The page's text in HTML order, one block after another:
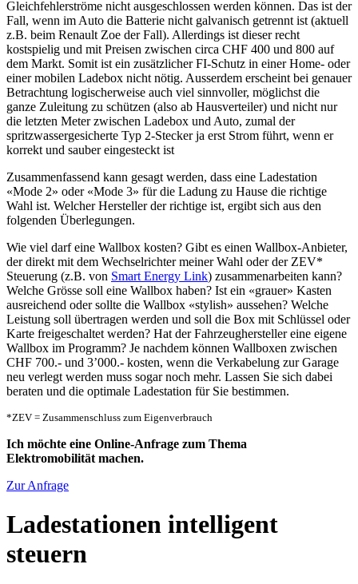
Gleichfehlerströme nicht ausgeschlossen werden können. Das ist der
Fall, wenn im Auto die Batterie nicht galvanisch getrennt ist (aktuell
z.B. beim Renault Zoe der Fall). Allerdings ist dieser recht
kostspielig und mit Preisen zwischen circa CHF 400 und 800 auf
dem Markt. Somit ist ein zusätzlicher FI-Schutz in einer Home- oder
einer mobilen Ladebox nicht nötig. Ausserdem erscheint bei genauer
Betrachtung logischerweise auch viel sinnvoller, möglichst die
ganze Zuleitung zu schützen (also ab Hausverteiler) und nicht nur
die letzten Meter zwischen Ladebox und Auto, zumal der
spritzwassergesicherte Typ 2-Stecker ja erst Strom führt, wenn er
korrekt und sauber eingesteckt ist
Zusammenfassend kann gesagt werden, dass eine Ladestation
«Mode 2» oder «Mode 3» für die Ladung zu Hause die richtige
Wahl ist. Welcher Hersteller der richtige ist, ergibt sich aus den
folgenden Überlegungen.
Wie viel darf eine Wallbox kosten? Gibt es einen Wallbox-Anbieter,
der direkt mit dem Wechselrichter meiner Wahl oder der ZEV*
Steuerung (z.B. von Smart Energy Link) zusammenarbeiten kann?
Welche Grösse soll eine Wallbox haben? Ist ein «grauer» Kasten
ausreichend oder sollte die Wallbox «stylish» aussehen? Welche
Leistung soll übertragen werden und soll die Box mit Schlüssel oder
Karte freigeschaltet werden? Hat der Fahrzeughersteller eine eigene
Wallbox im Programm? Je nachdem können Wallboxen zwischen
CHF 700.- und 3’000.- kosten, wenn die Verkabelung zur Garage
neu verlegt werden muss sogar noch mehr. Lassen Sie sich dabei
beraten und die optimale Ladestation für Sie bestimmen.
*ZEV = Zusammenschluss zum Eigenverbrauch
Ich möchte eine Online-Anfrage zum Thema
Elektromobilität machen.
Zur Anfrage
Ladestationen intelligent
steuern